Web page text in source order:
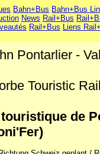
Bahn+Bus Bahn+Bus
News Rail+Bus
Rail+Bus Liens
Pontarlier -
Touristic
de